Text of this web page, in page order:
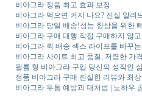
비아그라 정품 최고 효과 보장
비아그라 먹으면 커지 나요? 진실 알려
비아그라 당일 배송!성능 향상을 위한
비아그라 구매 대행 직접 구매하지 않
비아그라 퀵 배송 섹스 라이프를 바꾸
비아그라 사이트 최고 품질, 저렴한 가격
필름 형 비아그라 구입 당신의 성적인
정품 비아그라 구매 진실한 리뷰와 최
비아그라 두통 예방과 대처법 | 노하우